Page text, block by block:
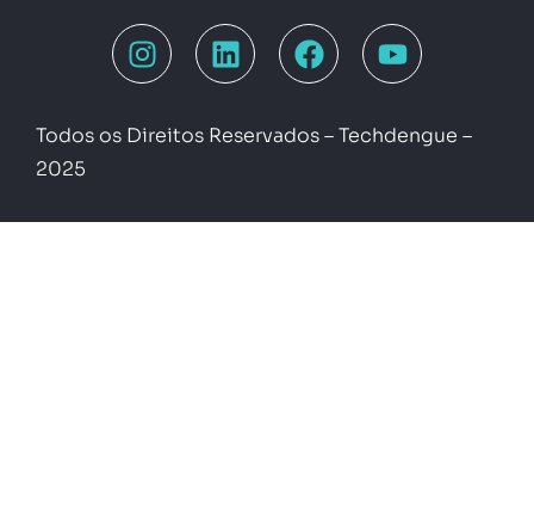
Todos os Direitos Reservados – Techdengue –
2025